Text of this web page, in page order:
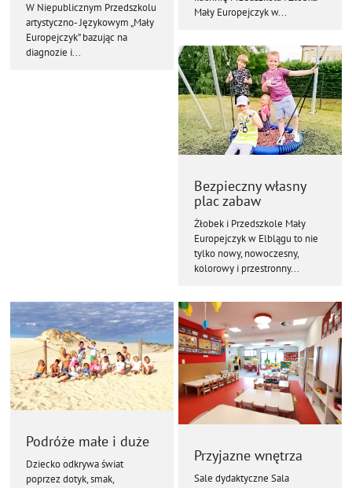
W Niepublicznym Przedszkolu
artystyczno- Językowym „Mały
Europejczyk” bazując na
diagnozie i...
Mały Europejczyk w...
Bezpieczny własny
plac zabaw
Żłobek i Przedszkole Mały
Europejczyk w Elblągu to nie
tylko nowy, nowoczesny,
kolorowy i przestronny...
Podróże małe i duże
Dziecko odkrywa świat
poprzez dotyk, smak,
Przyjazne wnętrza
Sale dydaktyczne Sala